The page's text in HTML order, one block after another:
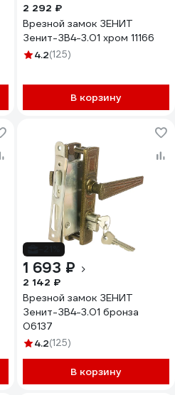
2 292 ₽
Врезной замок ЗЕНИТ
Зенит-ЗВ4-3.01 хром 11166
4.2(125)
В корзину
1 693 ₽
2 142 ₽
Врезной замок ЗЕНИТ
Зенит-ЗВ4-3.01 бронза
06137
4.2(125)
В корзину